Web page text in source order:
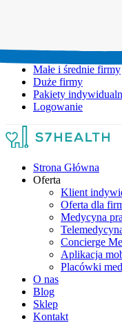
Małe i średnie firmy
Duże firmy
Pakiety
Logowanie
Strona Główna
Oferta
Klient
Oferta dla
Medycyna
Concierge
Aplikacja
Placówki
O nas
Blog
Sklep
Kontakt